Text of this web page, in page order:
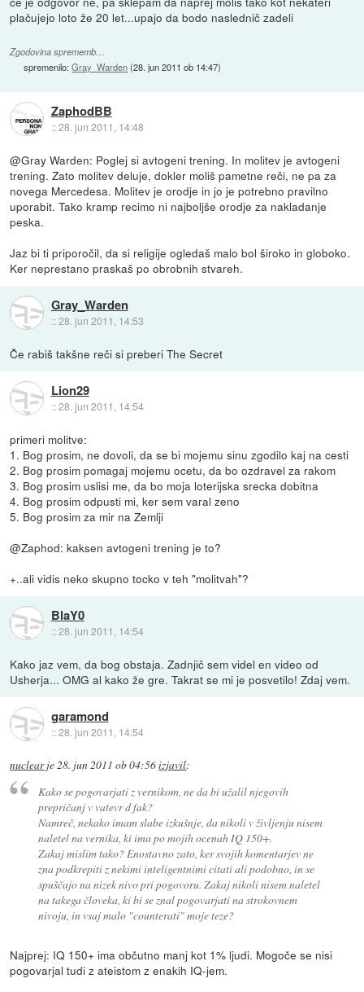
plačujejo loto že 20 let...upajo da bodo naslednič zadeli
Zgodovina sprememb…
spremenilo:Gray_Warden(28. jun 2011 ob 14:47)
ZaphodBB
::28. jun 2011, 14:48
@Gray Warden: Poglej si avtogeni trening. In molitev je avtogeni
trening. Zato molitev deluje, dokler moliš pametne reči, ne pa za
novega Mercedesa. Molitev je orodje in jo je potrebno pravilno
uporabit. Tako kramp recimo ni najboljše orodje za nakladanje
peska.
Jaz bi ti priporočil, da si religije ogledaš malo bol široko in globoko.
Ker neprestano praskaš po obrobnih stvareh.
Gray_Warden
::28. jun 2011, 14:53
Če rabiš takšne reči si preberi The Secret
Lion29
::28. jun 2011, 14:54
primeri molitve:
1. Bog prosim, ne dovoli, da se bi mojemu sinu zgodilo kaj na cesti
2. Bog prosim pomagaj mojemu ocetu, da bo ozdravel za rakom
3. Bog prosim uslisi me, da bo moja loterijska srecka dobitna
4. Bog prosim odpusti mi, ker sem varal zeno
5. Bog prosim za mir na Zemlji
@Zaphod: kaksen avtogeni trening je to?
+..ali vidis neko skupno tocko v teh "molitvah"?
BlaY0
::28. jun 2011, 14:54
Kako jaz vem, da bog obstaja. Zadnjič sem videl en video od
Usherja... OMG al kako že gre. Takrat se mi je posvetilo! Zdaj vem.
garamond
::28. jun 2011, 14:54
nuclearje28. jun 2011 ob 04:56izjavil:
Kako se pogovarjati z vernikom, ne da bi užalil njegovih
prepričanj v vatevr d fak?
Namreč, nekako imam slabe izkušnje, da nikoli v življenju nisem
naletel na vernika, ki ima po mojih ocenah IQ 150+.
Zakaj mislim tako? Enostavno zato, ker svojih komentarjev ne
zna podkrepiti z nekimi inteligentnimi citati ali podobno, in se
spuščajo na nizek nivo pri pogovoru. Zakaj nikoli nisem naletel
na takega človeka, ki bi se znal pogovarjati na strokovnem
nivoju, in vsaj malo "counterati" moje teze?
Najprej: IQ 150+ ima občutno manj kot 1% ljudi. Mogoče se nisi
pogovarjal tudi z ateistom z enakih IQ-jem.